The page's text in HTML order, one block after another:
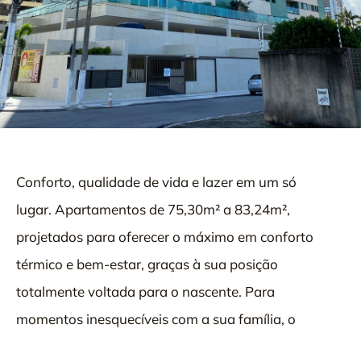
Conforto, qualidade de vida e lazer em um só
lugar. Apartamentos de 75,30m² a 83,24m²,
projetados para oferecer o máximo em conforto
térmico e bem-estar, graças à sua posição
totalmente voltada para o nascente. Para
momentos inesquecíveis com a sua família, o